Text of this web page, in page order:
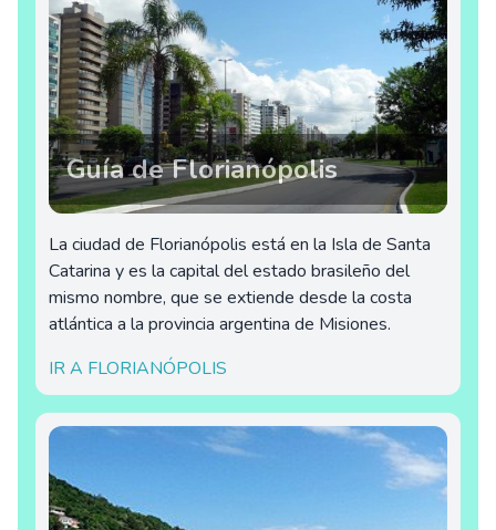
Guía de Florianópolis
La ciudad de Florianópolis está en la Isla de Santa
Catarina y es la capital del estado brasileño del
mismo nombre, que se extiende desde la costa
atlántica a la provincia argentina de Misiones.
IR A FLORIANÓPOLIS